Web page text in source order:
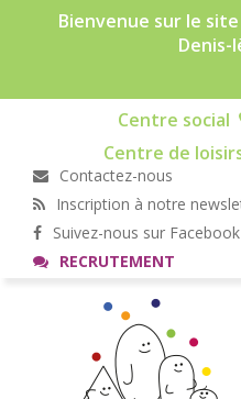
Bienvenue sur le
Denis-
Centre social
Centre de
Contactez-nous
Inscription à notre
Suivez-nous sur Facebook
RECRUTEMENT